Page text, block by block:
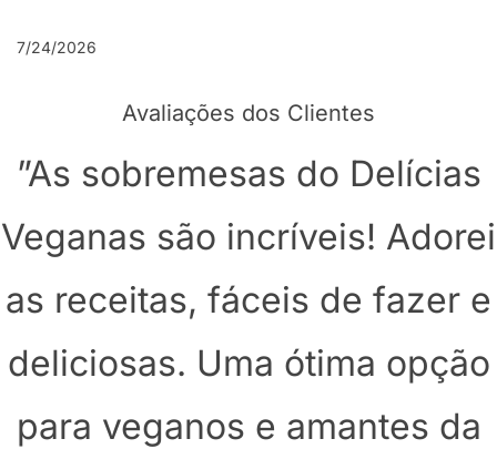
7/24/2026
Avaliações dos Clientes
”As sobremesas do Delícias
Veganas são incríveis! Adorei
as receitas, fáceis de fazer e
deliciosas. Uma ótima opção
para veganos e amantes da